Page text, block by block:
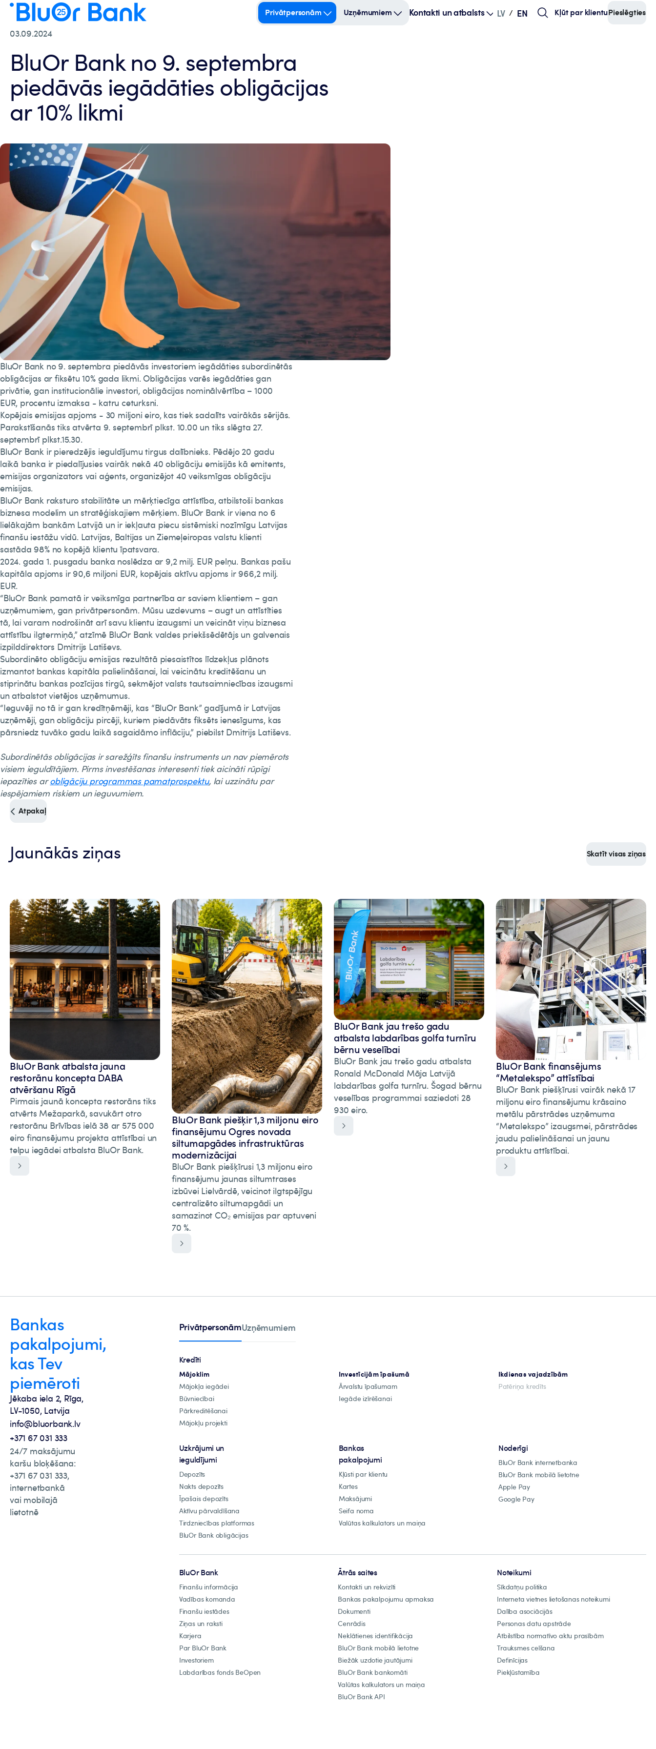
Privātpersonām Uzņēmumiem Kontakti un atbalsts LV / EN Kļūt par klientuPieslēgties
03.09.2024
BluOr Bank no 9. septembra
piedāvās iegādāties obligācijas
ar 10% likmi
BluOr Bank no 9. septembra piedāvās investoriem iegādāties subordinētās
obligācijas ar fiksētu 10% gada likmi. Obligācijas varēs iegādāties gan
privātie, gan institucionālie investori, obligācijas nominālvērtība – 1000
EUR, procentu izmaksa - katru ceturksni.
Kopējais emisijas apjoms - 30 miljoni eiro, kas tiek sadalīts vairākās sērijās.
Parakstīšanās tiks atvērta 9. septembrī plkst. 10.00 un tiks slēgta 27.
septembrī plkst.15.30.
BluOr Bank ir pieredzējis ieguldījumu tirgus dalībnieks. Pēdējo 20 gadu
laikā banka ir piedalījusies vairāk nekā 40 obligāciju emisijās kā emitents,
emisijas organizators vai aģents, organizējot 40 veiksmīgas obligāciju
emisijas.
BluOr Bank raksturo stabilitāte un mērķtiecīga attīstība, atbilstoši bankas
biznesa modelim un stratēģiskajiem mērķiem. BluOr Bank ir viena no 6
lielākajām bankām Latvijā un ir iekļauta piecu sistēmiski nozīmīgu Latvijas
finanšu iestāžu vidū. Latvijas, Baltijas un Ziemeļeiropas valstu klienti
sastāda 98% no kopējā klientu īpatsvara.
2024. gada 1. pusgadu banka noslēdza ar 9,2 milj. EUR pelņu. Bankas pašu
kapitāla apjoms ir 90,6 miljoni EUR, kopējais aktīvu apjoms ir 966,2 milj.
EUR.
“BluOr Bank pamatā ir veiksmīga partnerība ar saviem klientiem – gan
uzņēmumiem, gan privātpersonām. Mūsu uzdevums – augt un attīstīties
tā, lai varam nodrošināt arī savu klientu izaugsmi un veicināt viņu biznesa
attīstību ilgtermiņā,” atzīmē BluOr Bank valdes priekšsēdētājs un galvenais
izpilddirektors Dmitrijs Latiševs.
Subordinēto obligāciju emisijas rezultātā piesaistītos līdzekļus plānots
izmantot bankas kapitāla palielināšanai, lai veicinātu kreditēšanu un
stiprinātu bankas pozīcijas tirgū, sekmējot valsts tautsaimniecības izaugsmi
un atbalstot vietējos uzņēmumus.
“Ieguvēji no tā ir gan kredītņēmēji, kas “BluOr Bank” gadījumā ir Latvijas
uzņēmēji, gan obligāciju pircēji, kuriem piedāvāts fiksēts ienesīgums, kas
pārsniedz tuvāko gadu laikā sagaidāmo inflāciju,” piebilst Dmitrijs Latiševs.
Subordinētās obligācijas ir sarežģīts finanšu instruments un nav piemērots
visiem ieguldītājiem. Pirms investēšanas interesenti tiek aicināti rūpīgi
iepazīties arobligāciju programmas pamatprospektu, lai uzzinātu par
iespējamiem riskiem un ieguvumiem.
Atpakaļ
Jaunākās ziņas Skatīt visas ziņas
BluOr Bank atbalsta jauna
restorānu koncepta DABA
atvēršanu Rīgā
Pirmais jaunā koncepta restorāns tiks
atvērts Mežaparkā, savukārt otro
restorānu Brīvības ielā 38 ar 575 000
eiro finansējumu projekta attīstībai un
telpu iegādei atbalsta BluOr Bank.
BluOr Bank piešķir 1,3 miljonu eiro
finansējumu Ogres novada
siltumapgādes infrastruktūras
modernizācijai
BluOr Bank piešķīrusi 1,3 miljonu eiro
finansējumu jaunas siltumtrases
izbūvei Lielvārdē, veicinot ilgtspējīgu
centralizēto siltumapgādi un
samazinot CO₂ emisijas par aptuveni
70 %.
BluOr Bank jau trešo gadu
atbalsta labdarības golfa turnīru
bērnu veselībai
BluOr Bank jau trešo gadu atbalsta
Ronald McDonald Māja Latvijā
labdarības golfa turnīru. Šogad bērnu
veselības programmai saziedoti 28
930 eiro.
BluOr Bank finansējums
“Metalekspo” attīstībai
BluOr Bank piešķīrusi vairāk nekā 17
miljonu eiro finansējumu krāsaino
metālu pārstrādes uzņēmuma
“Metalekspo” izaugsmei, pārstrādes
jaudu palielināšanai un jaunu
produktu attīstībai.
Bankas
pakalpojumi,
kas Tev
piemēroti
Jēkaba iela 2, Rīga,
LV-1050, Latvija
info@bluorbank.lv
+371 67 031 333
24/7 maksājumu
karšu bloķēšana:
+371 67 031 333,
internetbankā
vai mobilajā
lietotnē
PrivātpersonāmUzņēmumiem
Kredīti
Mājoklim
Mājokļa iegādei
Būvniecībai
Pārkreditēšanai
Mājokļu projekti
Investīcijām īpašumā
Ārvalstu īpašumam
Iegāde izīrēšanai
Ikdienas vajadzībām
Patēriņa kredīts
Uzkrājumi un
ieguldījumi
Depozīts
Nakts depozīts
Īpašais depozīts
Aktīvu pārvaldīšana
Tirdzniecības platformas
BluOr Bank obligācijas
Bankas
pakalpojumi
Kļūsti par klientu
Kartes
Maksājumi
Seifa noma
Valūtas kalkulators un maiņa
Noderīgi
BluOr Bank internetbanka
BluOr Bank mobilā lietotne
Apple Pay
Google Pay
BluOr Bank
Finanšu informācija
Vadības komanda
Finanšu iestādes
Ziņas un raksti
Karjera
Par BluOr Bank
Investoriem
Labdarības fonds BeOpen
Ātrās saites
Kontakti un rekvizīti
Bankas pakalpojumu apmaksa
Dokumenti
Cenrādis
Neklātienes identifikācija
BluOr Bank mobilā lietotne
Biežāk uzdotie jautājumi
BluOr Bank bankomāti
Valūtas kalkulators un maiņa
BluOr Bank API
Noteikumi
Sīkdatņu politika
Interneta vietnes lietošanas noteikumi
Dalība asociācijās
Personas datu apstrāde
Atbilstība normatīvo aktu prasībām
Trauksmes celšana
Definīcijas
Piekļūstamība